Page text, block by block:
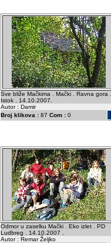
Sve bliže Mačkima . Mački . Ravna gora .
Istok . 14.10.2007.
Autor : Damir
Broj klikova :87 Com :0
Odmor u zaselku Mački . Eko izlet . PD
Ludbreg . 14.10.2007 .
Autor : Remar Željko